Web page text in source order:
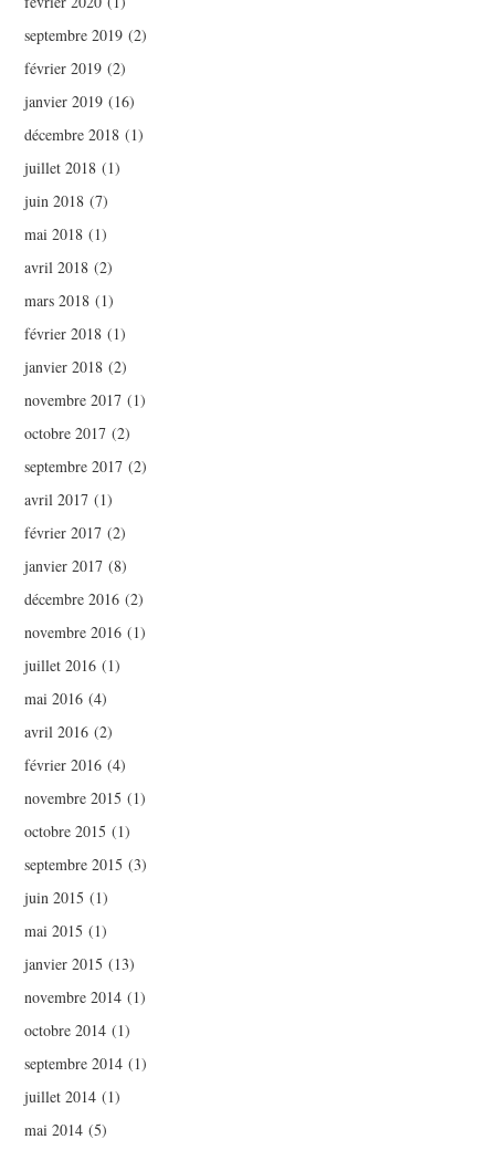
septembre 2019 (2)
février 2019 (2)
janvier 2019 (16)
décembre 2018 (1)
juillet 2018 (1)
juin 2018 (7)
mai 2018 (1)
avril 2018 (2)
mars 2018 (1)
février 2018 (1)
janvier 2018 (2)
novembre 2017 (1)
octobre 2017 (2)
septembre 2017 (2)
avril 2017 (1)
février 2017 (2)
janvier 2017 (8)
décembre 2016 (2)
novembre 2016 (1)
juillet 2016 (1)
mai 2016 (4)
avril 2016 (2)
février 2016 (4)
novembre 2015 (1)
octobre 2015 (1)
septembre 2015 (3)
juin 2015 (1)
mai 2015 (1)
janvier 2015 (13)
novembre 2014 (1)
octobre 2014 (1)
septembre 2014 (1)
juillet 2014 (1)
mai 2014 (5)